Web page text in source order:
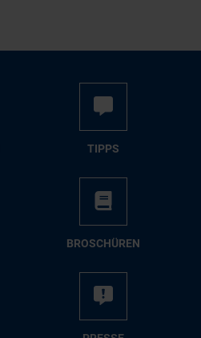
TIPPS
BRO­SCHÜ­REN